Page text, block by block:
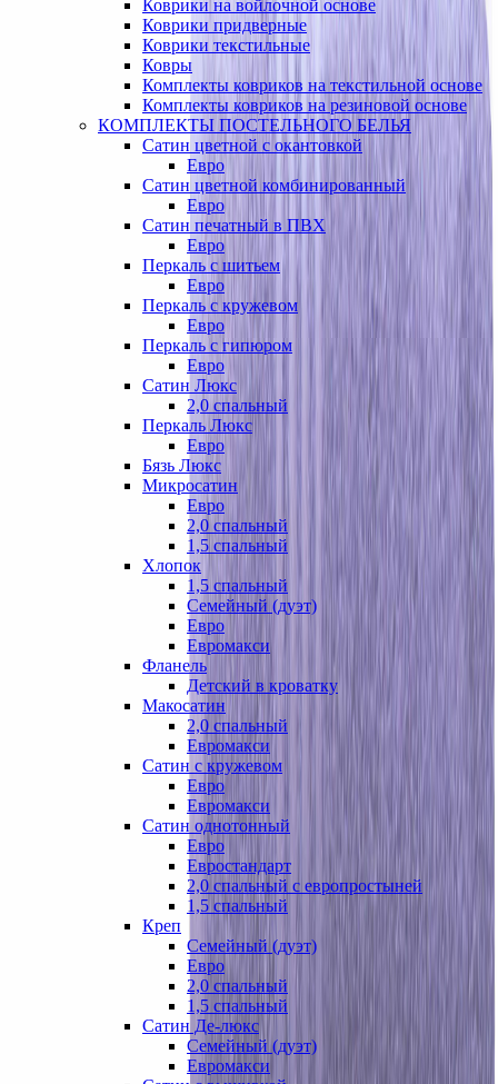
Коврики на войлочной основе
Коврики придверные
Коврики текстильные
Ковры
Комплекты ковриков на текстильной основе
Комплекты ковриков на резиновой основе
КОМПЛЕКТЫ ПОСТЕЛЬНОГО БЕЛЬЯ
Сатин цветной с окантовкой
Евро
Сатин цветной комбинированный
Евро
Сатин печатный в ПВХ
Евро
Перкаль с шитьем
Евро
Перкаль с кружевом
Евро
Перкаль с гипюром
Евро
Сатин Люкс
2,0 спальный
Перкаль Люкс
Евро
Бязь Люкс
Микросатин
Евро
2,0 спальный
1,5 спальный
Хлопок
1,5 спальный
Семейный (дуэт)
Евро
Евромакси
Фланель
Детский в кроватку
Макосатин
2,0 спальный
Евромакси
Сатин с кружевом
Евро
Евромакси
Сатин однотонный
Евро
Евростандарт
2,0 спальный с европростыней
1,5 спальный
Креп
Семейный (дуэт)
Евро
2,0 спальный
1,5 спальный
Сатин Де-люкс
Семейный (дуэт)
Евромакси